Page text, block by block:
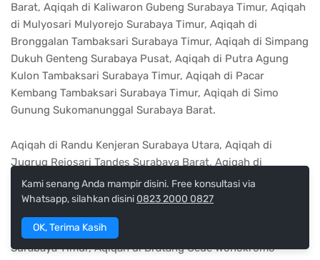
Barat, Aqiqah di Kaliwaron Gubeng Surabaya Timur, Aqiqah
di Mulyosari Mulyorejo Surabaya Timur, Aqiqah di
Bronggalan Tambaksari Surabaya Timur, Aqiqah di Simpang
Dukuh Genteng Surabaya Pusat, Aqiqah di Putra Agung
Kulon Tambaksari Surabaya Timur, Aqiqah di Pacar
Kembang Tambaksari Surabaya Timur, Aqiqah di Simo
Gunung Sukomanunggal Surabaya Barat.
Aqiqah di Randu Kenjeran Surabaya Utara, Aqiqah di
Jugrug Rejosari Tandes Surabaya Barat, Aqiqah di
Pagesangan Jambangan Surabaya Selatan, Aqiqah di
Margorejo Wonocolo Surabaya Selatan, Aqiqah di Kaliwaron
Cantian Surabaya Utara, Aqiqah di Manyar Sukolilo
Surabaya Timur, Aqiqah di Bratang Gede Wonokromo
Kami senang Anda mampir disini. Free konsultasi via
Whatsapp, silahkan disini 0823 2000 0827
OK, Terima Kasih